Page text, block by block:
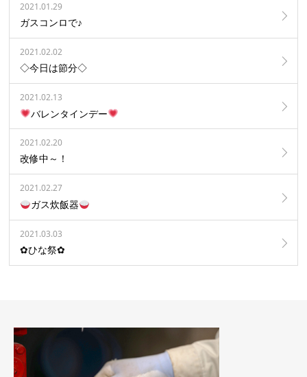
2021.01.29
ガスコンロで♪
2021.02.02
◇今日は節分◇
2021.02.13
バレンタインデー
2021.02.20
改修中～！
2021.02.27
ガス炊飯器
2021.03.03
✿ひな祭✿